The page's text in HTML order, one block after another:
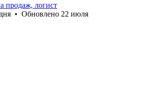
продаж, логист
• Обновлено 22 июля